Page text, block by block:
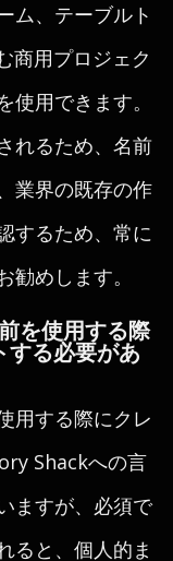
ム、テーブルト
商用プロジェク
使用できます。
れるため、名前
業界の既存の作
するため、常に
めします。
を使用する際
する必要があ
用する際にクレ
Shackへの言
ますが、必須で
ると、個人的ま